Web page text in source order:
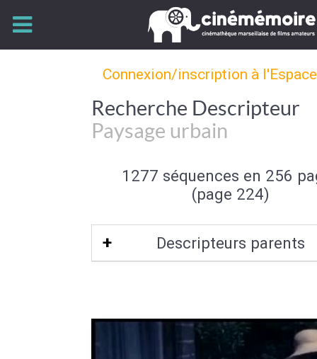
Connexion/inscription à
Recherche Descripteur
Paysage urbain
1277 séquences en 256
(page 224)
Descripteurs parents